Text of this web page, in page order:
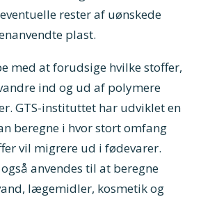
rester af uønskede
plast.
med at forudsige hvilke stoffer,
ind og ud af polymere
GTS-instituttet har udviklet en
beregne i hvor stort omfang
vil migrere ud i fødevarer.
anvendes til at beregne
lægemidler, kosmetik og